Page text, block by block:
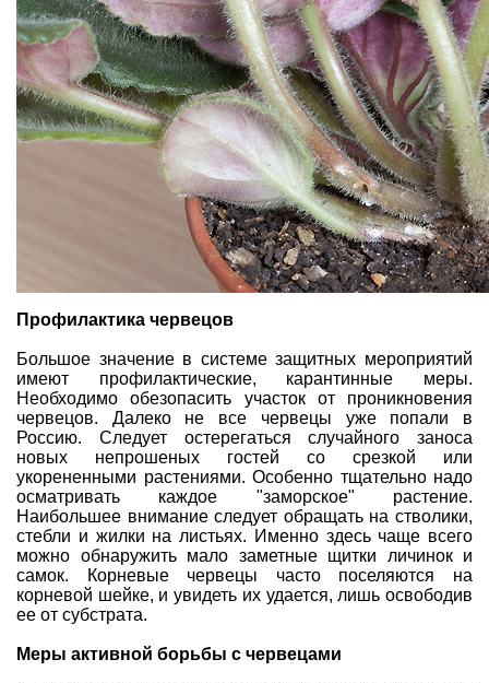
Профилактика червецов
Большое значение в системе защитных мероприятий
имеют профилактические, карантинные меры.
Необходимо обезопасить участок от проникновения
червецов. Далеко не все червецы уже попали в
Россию. Следует остерегаться случайного заноса
новых непрошеных гостей со срезкой или
укорененными растениями. Особенно тщательно надо
осматривать каждое "заморское" растение.
Наибольшее внимание следует обращать на стволики,
стебли и жилки на листьях. Именно здесь чаще всего
можно обнаружить мало заметные щитки личинок и
самок. Корневые червецы часто поселяются на
корневой шейке, и увидеть их удается, лишь освободив
ее от субстрата.
Меры активной борьбы с червецами